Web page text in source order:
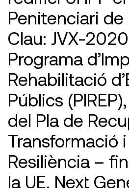
Penitenciari de
Clau: JVX-
Programa
Rehabilitació
Públics
del Pla de
Transformació i
Resiliència –
la UE. Next